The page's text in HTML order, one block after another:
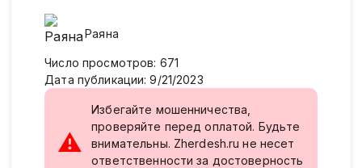
Раяна
Число просмотров: 671
Дата публикации: 9/21/2023
⚠
Избегайте мошенничества,
проверяйте перед оплатой. Будьте
внимательны. Zherdesh.ru не несет
ответственности за достоверность